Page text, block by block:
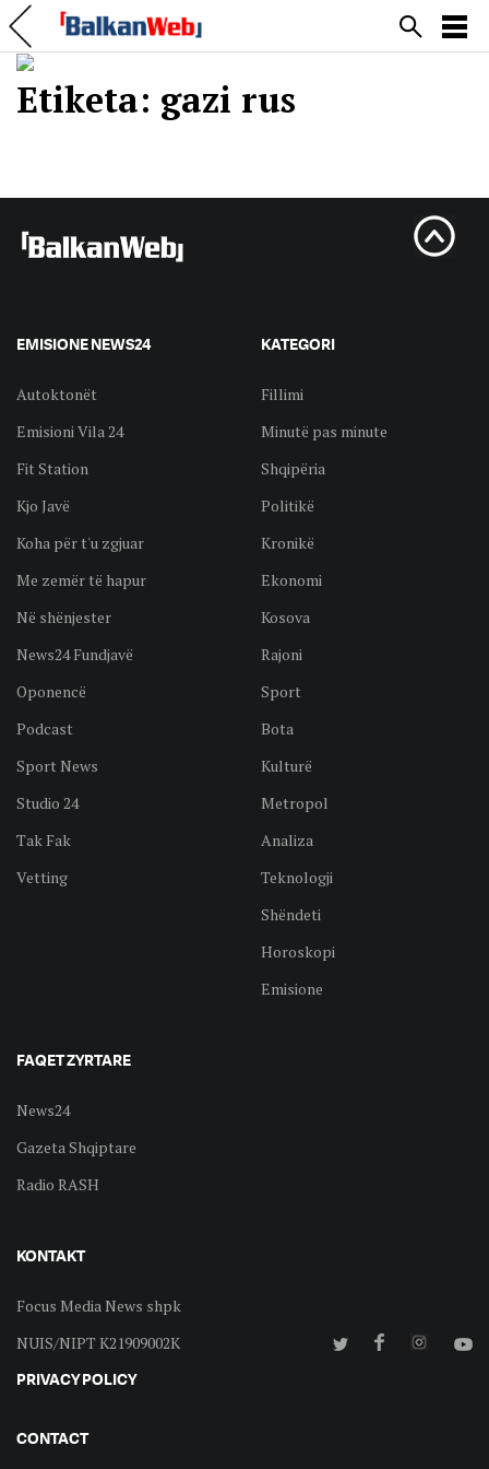
Etiketa: gazi rus
EMISIONE NEWS24
Autoktonët
Emisioni Vila 24
Fit Station
Kjo Javë
Koha për t'u zgjuar
Me zemër të hapur
Në shënjester
News24 Fundjavë
Oponencë
Podcast
Sport News
Studio 24
Tak Fak
Vetting
KATEGORI
Fillimi
Minutë pas minute
Shqipëria
Politikë
Kronikë
Ekonomi
Kosova
Rajoni
Sport
Bota
Kulturë
Metropol
Analiza
Teknologji
Shëndeti
Horoskopi
Emisione
FAQET ZYRTARE
News24
Gazeta Shqiptare
Radio RASH
KONTAKT
Focus Media News shpk
NUIS/NIPT K21909002K
PRIVACY POLICY
CONTACT